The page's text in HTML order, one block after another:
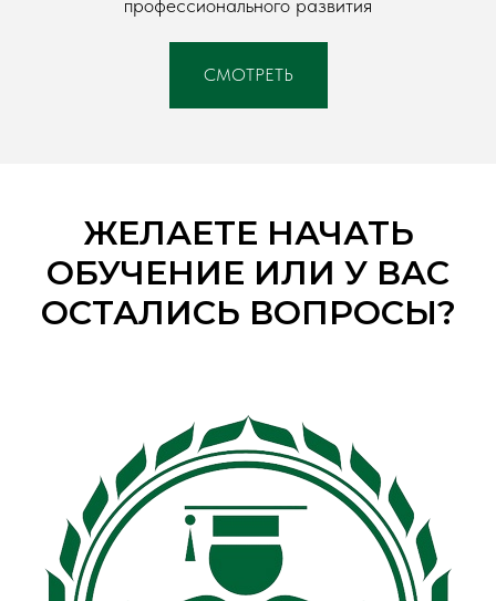
профессионального развития
СМОТРЕТЬ
ЖЕЛАЕТЕ НАЧАТЬ
ОБУЧЕНИЕ ИЛИ У ВАС
ОСТАЛИСЬ ВОПРОСЫ?